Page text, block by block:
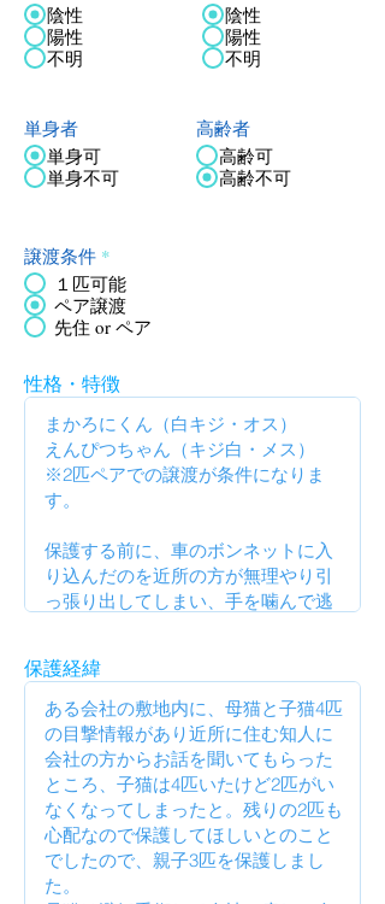
陰性
陽性
不明
陰性
陽性
不明
単身者
単身可
単身不可
高齢者
高齢可
高齢不可
譲渡条件 *
１匹可能
ペア譲渡
先住 or ペア
性格・特徴
保護経緯